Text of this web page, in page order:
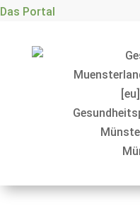
Das Portal